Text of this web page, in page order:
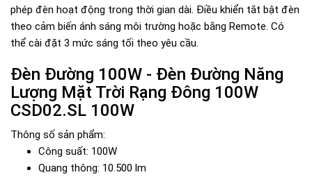
phép đèn hoạt động trong thời gian dài. Điều khiển tắt bật đèn
theo cảm biến ánh sáng môi trường hoặc bằng Remote. Có
thể cài đặt 3 mức sáng tối theo yêu cầu.
Đèn Đường 100W - Đèn Đường Năng
Lượng Mặt Trời Rạng Đông 100W
CSD02.SL 100W
Thông số sản phẩm:
Công suất: 100W
Quang thông: 10.500 lm